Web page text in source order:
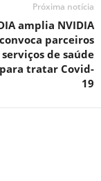
Próxima notícia
amplia NVIDIA
parceiros
de saúde
tratar Covid-
19